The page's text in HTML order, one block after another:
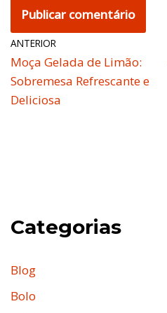
ANTERIOR
Moça Gelada de Limão:
Sobremesa Refrescante e
Deliciosa
Categorias
Blog
Bolo